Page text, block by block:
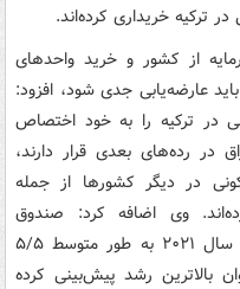
از کشور و خرید واحدهای
عارضه‌یابی جدی شود، افزود:
در ترکیه را به خود اختصاص
در رده‌های بعدی قرار دارند،
در دیگر کشورها از جمله
وی اضافه کرد: صندوق
بین‌المللی پول رشد اقتصادی دنیا را در سال ۲۰۲۱ به طور متوسط ۵/۵
رشد پیش‌بینی کرده